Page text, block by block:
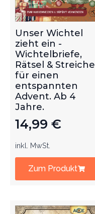
Unser Wichtel
zieht ein -
Wichtelbriefe,
Rätsel & Streiche
für einen
entspannten
Advent. Ab 4
Jahre.
14,99 €
inkl. MwSt.
Zum Produkt